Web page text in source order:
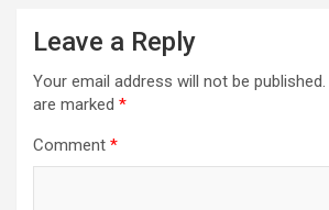
Leave a Reply
Your email address will not be published.
are marked *
Comment *